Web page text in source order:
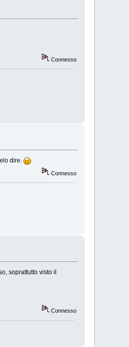
Connesso
dire.
Connesso
soprattutto visto il
Connesso